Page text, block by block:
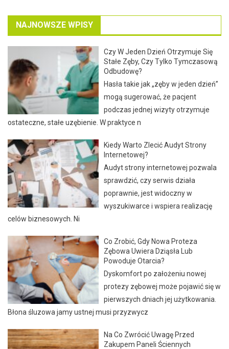
NAJNOWSZE WPISY
Czy W Jeden Dzień Otrzymuje Się
Stałe Zęby, Czy Tylko Tymczasową
Odbudowę?
Hasła takie jak „zęby w jeden dzień”
mogą sugerować, że pacjent
podczas jednej wizyty otrzymuje
ostateczne, stałe uzębienie. W praktyce n
Kiedy Warto Zlecić Audyt Strony
Internetowej?
Audyt strony internetowej pozwala
sprawdzić, czy serwis działa
poprawnie, jest widoczny w
wyszukiwarce i wspiera realizację
celów biznesowych. Ni
Co Zrobić, Gdy Nowa Proteza
Zębowa Uwiera Dziąsła Lub
Powoduje Otarcia?
Dyskomfort po założeniu nowej
protezy zębowej może pojawić się w
pierwszych dniach jej użytkowania.
Błona śluzowa jamy ustnej musi przyzwycz
Na Co Zwrócić Uwagę Przed
Zakupem Paneli Ściennych